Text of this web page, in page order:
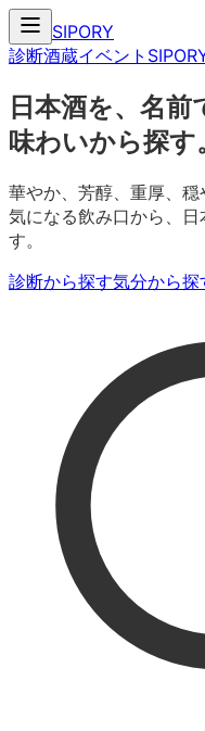
SIPORY
診断酒蔵イベント
日本酒を、名前
味わいから探す
華やか、芳醇、重厚、穏
気になる飲み口から、
す。
診断から探す気分から探